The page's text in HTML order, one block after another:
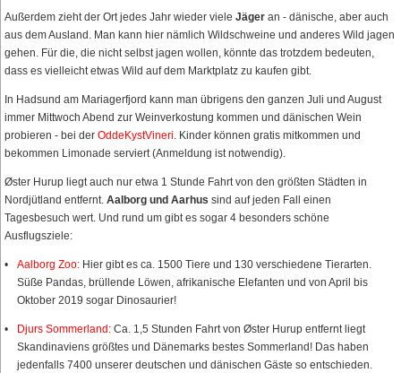
Außerdem zieht der Ort jedes Jahr wieder viele Jäger an - dänische, aber auch
aus dem Ausland. Man kann hier nämlich Wildschweine und anderes Wild jagen
gehen. Für die, die nicht selbst jagen wollen, könnte das trotzdem bedeuten,
dass es vielleicht etwas Wild auf dem Marktplatz zu kaufen gibt.
In Hadsund am Mariagerfjord kann man übrigens den ganzen Juli und August
immer Mittwoch Abend zur Weinverkostung kommen und dänischen Wein
probieren - bei der OddeKystVineri. Kinder können gratis mitkommen und
bekommen Limonade serviert (Anmeldung ist notwendig).
Øster Hurup liegt auch nur etwa 1 Stunde Fahrt von den größten Städten in
Nordjütland entfernt. Aalborg und Aarhus sind auf jeden Fall einen
Tagesbesuch wert. Und rund um gibt es sogar 4 besonders schöne
Ausflugsziele:
Aalborg Zoo: Hier gibt es ca. 1500 Tiere und 130 verschiedene Tierarten.
Süße Pandas, brüllende Löwen, afrikanische Elefanten und von April bis
Oktober 2019 sogar Dinosaurier!
Djurs Sommerland: Ca. 1,5 Stunden Fahrt von Øster Hurup entfernt liegt
Skandinaviens größtes und Dänemarks bestes Sommerland! Das haben
jedenfalls 7400 unserer deutschen und dänischen Gäste so entschieden.